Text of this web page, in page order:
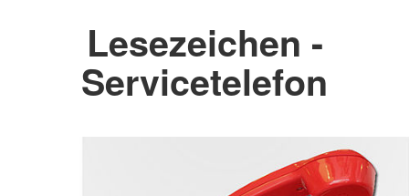
Lesezeichen -
Servicetelefon